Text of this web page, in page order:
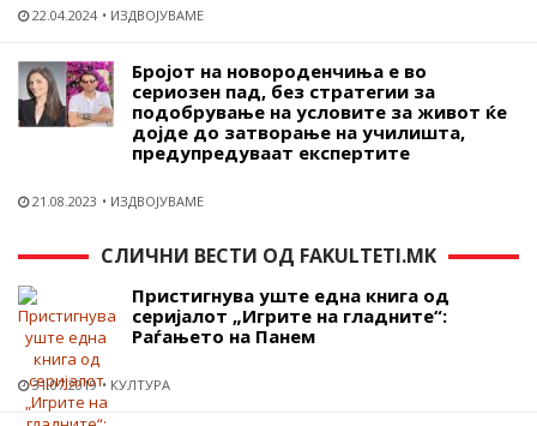
22.04.2024 ИЗДВОЈУВАМЕ
Бројот на новороденчиња е во
сериозен пад, без стратегии за
подобрување на условите за живот ќе
дојде до затворање на училишта,
предупредуваат експертите
21.08.2023 ИЗДВОЈУВАМЕ
СЛИЧНИ ВЕСТИ ОД FAKULTETI.MK
Пристигнува уште една книга од
серијалот „Игрите на гладните“:
Раѓањето на Панем
31.07.2019 КУЛТУРА